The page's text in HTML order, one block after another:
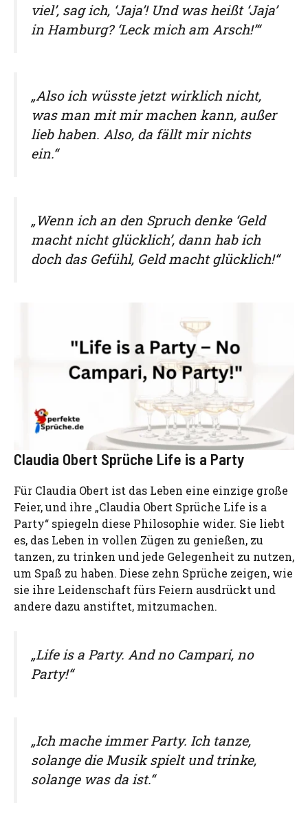
viel’, sag ich, ‘Jaja’! Und was heißt ‘Jaja’
in Hamburg? ‘Leck mich am Arsch!’“
„Also ich wüsste jetzt wirklich nicht,
was man mit mir machen kann, außer
lieb haben. Also, da fällt mir nichts
ein.“
„Wenn ich an den Spruch denke ‘Geld
macht nicht glücklich’, dann hab ich
doch das Gefühl, Geld macht glücklich!“
Claudia Obert Sprüche Life is a Party
Für Claudia Obert ist das Leben eine einzige große
Feier, und ihre „Claudia Obert Sprüche Life is a
Party“ spiegeln diese Philosophie wider. Sie liebt
es, das Leben in vollen Zügen zu genießen, zu
tanzen, zu trinken und jede Gelegenheit zu nutzen,
um Spaß zu haben. Diese zehn Sprüche zeigen, wie
sie ihre Leidenschaft fürs Feiern ausdrückt und
andere dazu anstiftet, mitzumachen.
„Life is a Party. And no Campari, no
Party!“
„Ich mache immer Party. Ich tanze,
solange die Musik spielt und trinke,
solange was da ist.“